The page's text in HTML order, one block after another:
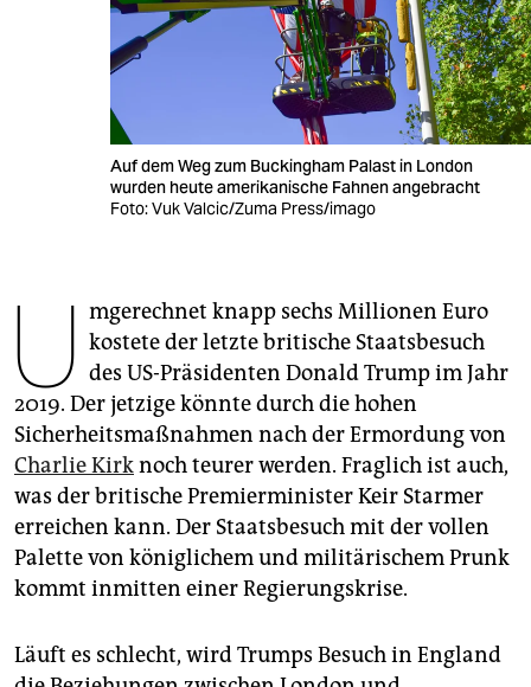
veranstaltungen
fragen & hilfe
unterstützenAuf dem Weg zum Buckingham Palast in London
wurden heute amerikanische Fahnen angebracht
Foto: Vuk Valcic/Zuma Press/imago
U mgerechnet knapp sechs Millionen Euro
kostete der letzte britische Staatsbesuch
des US-Präsidenten Donald Trump im Jahr
2019. Der jetzige könnte durch die hohen
Sicherheitsmaßnahmen nach der Ermordung von
Charlie Kirknoch teurer werden. Fraglich ist auch,
was der britische Premierminister Keir Starmer
erreichen kann. Der Staatsbesuch mit der vollen
Palette von königlichem und militärischem Prunk
kommt inmitten einer Regierungskrise.
Läuft es schlecht, wird Trumps Besuch in England